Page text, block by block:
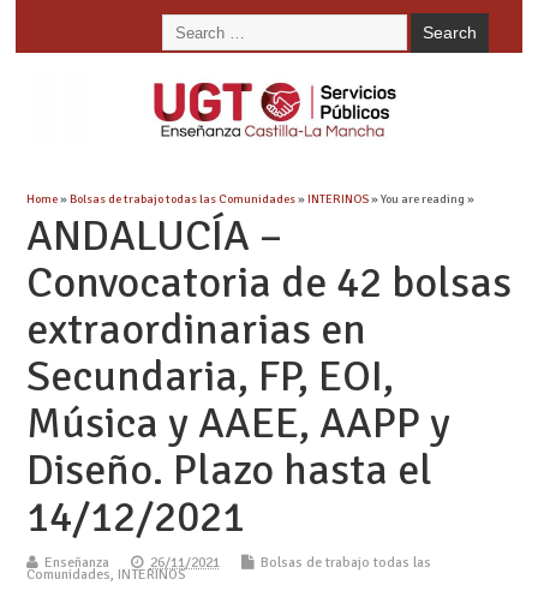
Home»Bolsas de trabajo todas las Comunidades»INTERINOS» You are reading »
ANDALUCÍA –
Convocatoria de 42 bolsas
extraordinarias en
Secundaria, FP, EOI,
Música y AAEE, AAPP y
Diseño. Plazo hasta el
14/12/2021
Enseñanza 26/11/2021 Bolsas de trabajo todas las
Comunidades, INTERINOS